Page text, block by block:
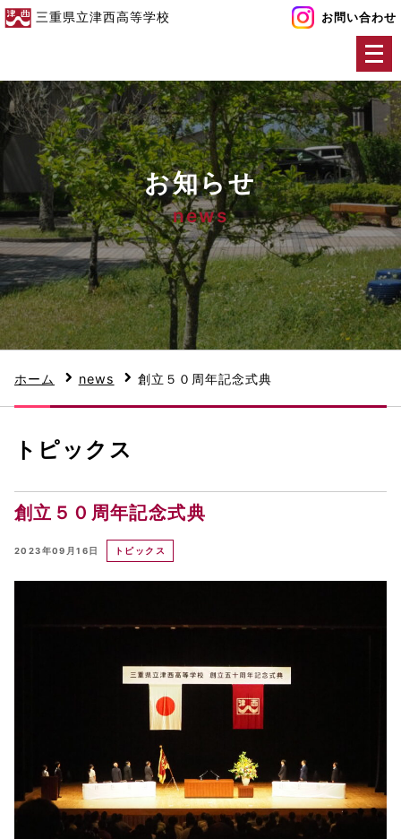
三重県立津西高等学校 お問い合わせ
メ
ニ
ュ
ー
を
開
く
お知らせ
news
ホーム news 創立５０周年記念式典
トピックス
創立５０周年記念式典
2023年09月16日 トピックス